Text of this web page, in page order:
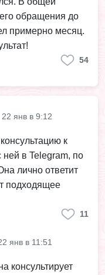
обращения до
примерно месяц.
54
22 янв в 9:12
к
в Telegram, по
лично ответит
подходящее
11
янв в 11:51
консультирует